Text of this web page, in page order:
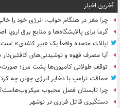
آخرین اخبار
چرا مغز در هنگام خواب، انرژی خود را
گرما برای پالایشگاه‌ها و منابع برق اروپا
ایالات متحده واقعاً یک «ببر کاغذی»
آیا مصرف قهوه و نوشیدنی‌های کافئین‌دار
توقف طولانی کامیون‌ها پشت مرز؛
حماقت ترامپ با ذخایر انرژی جهان چه
چرا تابستان فصل محبوب
دستگیری قاتل فراری در نوشهر